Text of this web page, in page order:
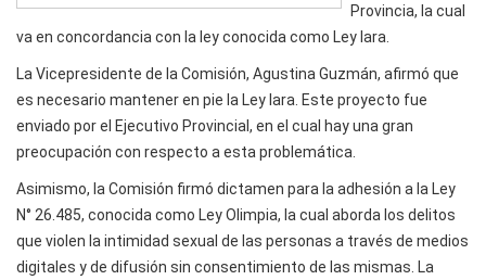
Provincia, la cual
va en concordancia con la ley conocida como Ley Iara.
La Vicepresidente de la Comisión, Agustina Guzmán, afirmó que
es necesario mantener en pie la Ley Iara. Este proyecto fue
enviado por el Ejecutivo Provincial, en el cual hay una gran
preocupación con respecto a esta problemática.
Asimismo, la Comisión firmó dictamen para la adhesión a la Ley
N° 26.485, conocida como Ley Olimpia, la cual aborda los delitos
que violen la intimidad sexual de las personas a través de medios
digitales y de difusión sin consentimiento de las mismas. La